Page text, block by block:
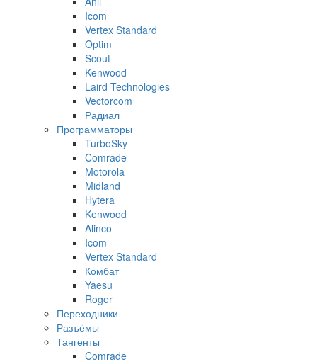
Icom
Vertex Standard
Optim
Scout
Kenwood
Laird Technologies
Vectorcom
Радиал
Программаторы
TurboSky
Comrade
Motorola
Midland
Hytera
Kenwood
Alinco
Icom
Vertex Standard
Комбат
Yaesu
Roger
Переходники
Разъёмы
Тангенты
Comrade